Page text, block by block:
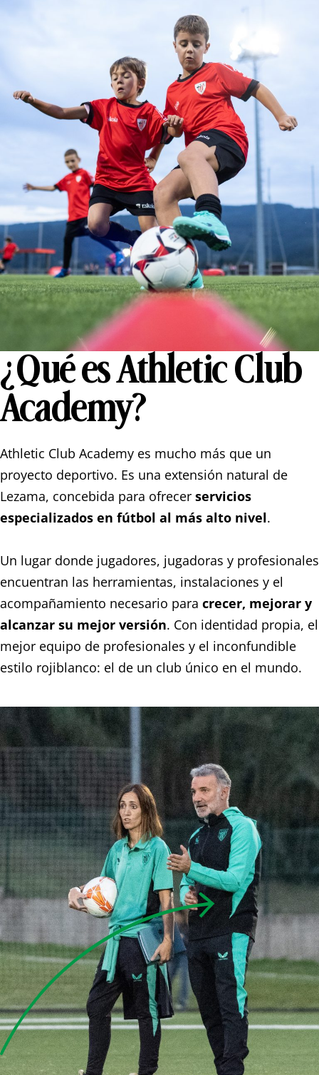
¿Qué es Athletic Club
Academy?
Athletic Club Academy es mucho más que un
proyecto deportivo. Es una extensión natural de
Lezama, concebida para ofrecer servicios
especializados en fútbol al más alto nivel.
Un lugar donde jugadores, jugadoras y profesionales
encuentran las herramientas, instalaciones y el
acompañamiento necesario para crecer, mejorar y
alcanzar su mejor versión. Con identidad propia, el
mejor equipo de profesionales y el inconfundible
estilo rojiblanco: el de un club único en el mundo.